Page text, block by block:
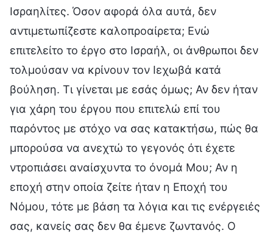
Ισραηλίτες. Όσον αφορά όλα αυτά, δεν
αντιμετωπίζεστε καλοπροαίρετα; Ενώ
επιτελείτο το έργο στο Ισραήλ, οι άνθρωποι δεν
τολμούσαν να κρίνουν τον Ιεχωβά κατά
βούληση. Τι γίνεται με εσάς όμως; Αν δεν ήταν
για χάρη του έργου που επιτελώ επί του
παρόντος με στόχο να σας κατακτήσω, πώς θα
μπορούσα να ανεχτώ το γεγονός ότι έχετε
ντροπιάσει αναίσχυντα το όνομά Μου; Αν η
εποχή στην οποία ζείτε ήταν η Εποχή του
Νόμου, τότε με βάση τα λόγια και τις ενέργειές
σας, κανείς σας δεν θα έμενε ζωντανός. Ο